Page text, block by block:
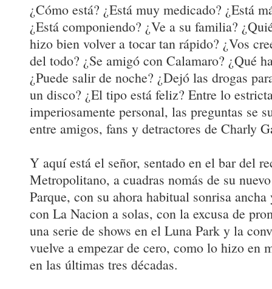
¿Cómo está? ¿Está muy medicado? ¿Está
¿Está componiendo? ¿Ve a su familia?
hizo bien volver a tocar tan rápido? ¿Vos
del todo? ¿Se amigó con Calamaro? ¿Qué
¿Puede salir de noche? ¿Dejó las drogas
un disco? ¿El tipo está feliz? Entre lo
imperiosamente personal, las preguntas se
entre amigos, fans y detractores de Charly
Y aquí está el señor, sentado en el bar del
Metropolitano, a cuadras nomás de su
Parque, con su ahora habitual sonrisa
con La Nacion a solas, con la excusa de
una serie de shows en el Luna Park y la
vuelve a empezar de cero, como lo hizo en
en las últimas tres décadas.